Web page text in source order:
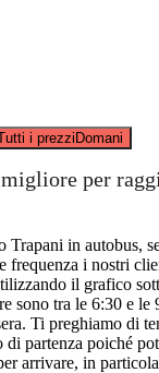
i prezziDomani
per
Trapani in autobus,
frequenza i nostri
il grafico
sono tra le 6:30 e le
Ti preghiamo di
partenza poiché
arrivare, in